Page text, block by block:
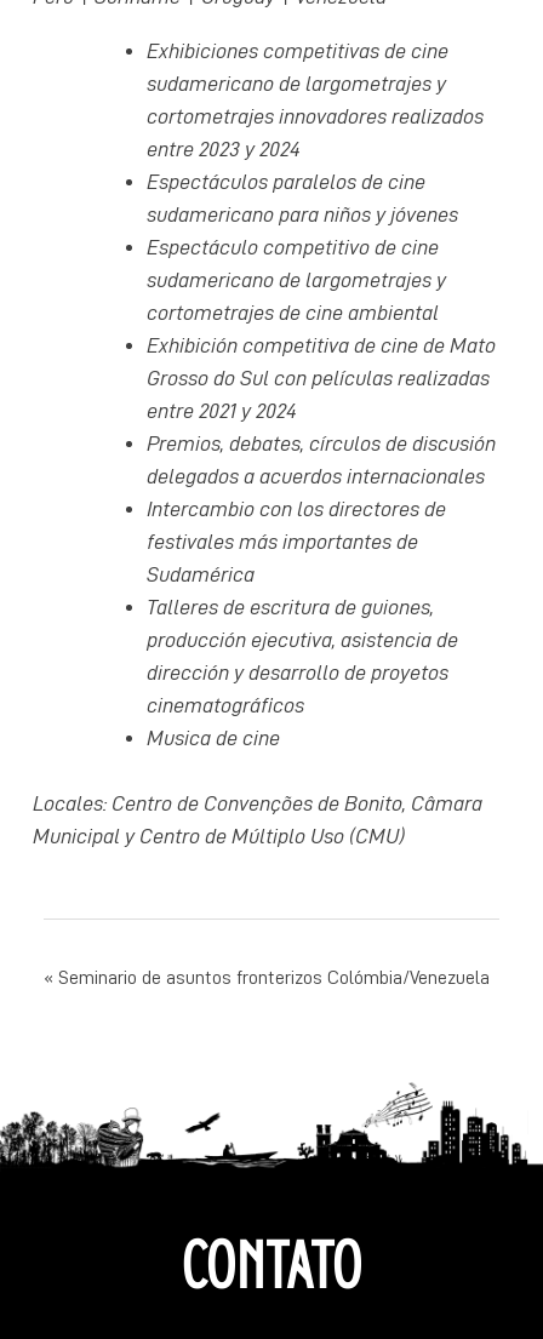
Exhibiciones competitivas de cine
sudamericano de largometrajes y
cortometrajes innovadores realizados
entre 2023 y 2024
Espectáculos paralelos de cine
sudamericano para niños y jóvenes
Espectáculo competitivo de cine
sudamericano de largometrajes y
cortometrajes de cine ambiental
Exhibición competitiva de cine de Mato
Grosso do Sul con películas realizadas
entre 2021 y 2024
Premios, debates, círculos de discusión
delegados a acuerdos internacionales
Intercambio con los directores de
festivales más importantes de
Sudamérica
Talleres de escritura de guiones,
producción ejecutiva, asistencia de
dirección y desarrollo de proyetos
cinematográficos
Musica de cine
Locales: Centro de Convenções de Bonito, Câmara
Municipal y Centro de Múltiplo Uso (CMU)
NAVEGAÇÃO
POST
Seminario de asuntos fronterizos Colómbia/Venezuela
CONTATO